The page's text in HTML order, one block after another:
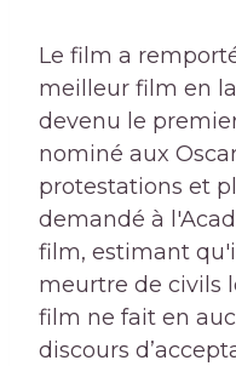
Le film a
meilleur film en
devenu le
nominé aux
protestations et
demandé à
film, estimant
meurtre de civils
film ne fait en
discours